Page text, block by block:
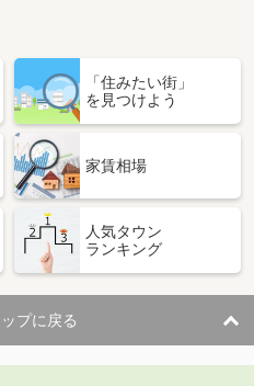
円
三養基郡基山町大字小倉
鳥栖市本町１
「住みたい街」
を見つけよう
家賃相場
人気タウン
ランキング
プに戻る